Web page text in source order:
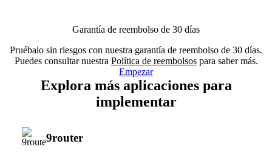
Garantía de reembolso de 30 días
Pruébalo sin riesgos con nuestra garantía de reembolso de 30 días.
Puedes consultar nuestra Política de reembolsospara saber más.
Empezar
Explora más aplicaciones para
implementar
9router